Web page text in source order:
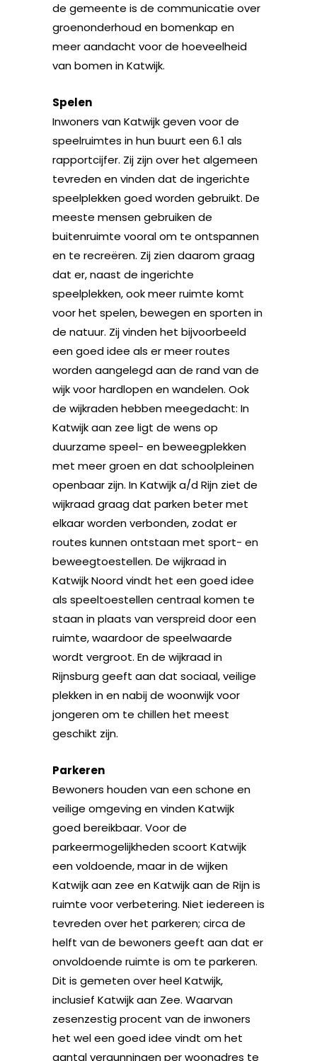
de gemeente is de communicatie over
groenonderhoud en bomenkap en
meer aandacht voor de hoeveelheid
van bomen in Katwijk.
Spelen
Inwoners van Katwijk geven voor de
speelruimtes in hun buurt een 6.1 als
rapportcijfer. Zij zijn over het algemeen
tevreden en vinden dat de ingerichte
speelplekken goed worden gebruikt. De
meeste mensen gebruiken de
buitenruimte vooral om te ontspannen
en te recreëren. Zij zien daarom graag
dat er, naast de ingerichte
speelplekken, ook meer ruimte komt
voor het spelen, bewegen en sporten in
de natuur. Zij vinden het bijvoorbeeld
een goed idee als er meer routes
worden aangelegd aan de rand van de
wijk voor hardlopen en wandelen. Ook
de wijkraden hebben meegedacht: In
Katwijk aan zee ligt de wens op
duurzame speel- en beweegplekken
met meer groen en dat schoolpleinen
openbaar zijn. In Katwijk a/d Rijn ziet de
wijkraad graag dat parken beter met
elkaar worden verbonden, zodat er
routes kunnen ontstaan met sport- en
beweegtoestellen. De wijkraad in
Katwijk Noord vindt het een goed idee
als speeltoestellen centraal komen te
staan in plaats van verspreid door een
ruimte, waardoor de speelwaarde
wordt vergroot. En de wijkraad in
Rijnsburg geeft aan dat sociaal, veilige
plekken in en nabij de woonwijk voor
jongeren om te chillen het meest
geschikt zijn.
Parkeren
Bewoners houden van een schone en
veilige omgeving en vinden Katwijk
goed bereikbaar. Voor de
parkeermogelijkheden scoort Katwijk
een voldoende, maar in de wijken
Katwijk aan zee en Katwijk aan de Rijn is
ruimte voor verbetering. Niet iedereen is
tevreden over het parkeren; circa de
helft van de bewoners geeft aan dat er
onvoldoende ruimte is om te parkeren.
Dit is gemeten over heel Katwijk,
inclusief Katwijk aan Zee. Waarvan
zesenzestig procent van de inwoners
het wel een goed idee vindt om het
aantal vergunningen per woonadres te